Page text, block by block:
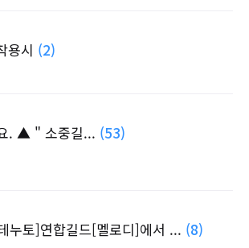
용시 (2)
. ▲ " 소중길... (53)
누토]연합길드[멜로디]에서 ... (8)